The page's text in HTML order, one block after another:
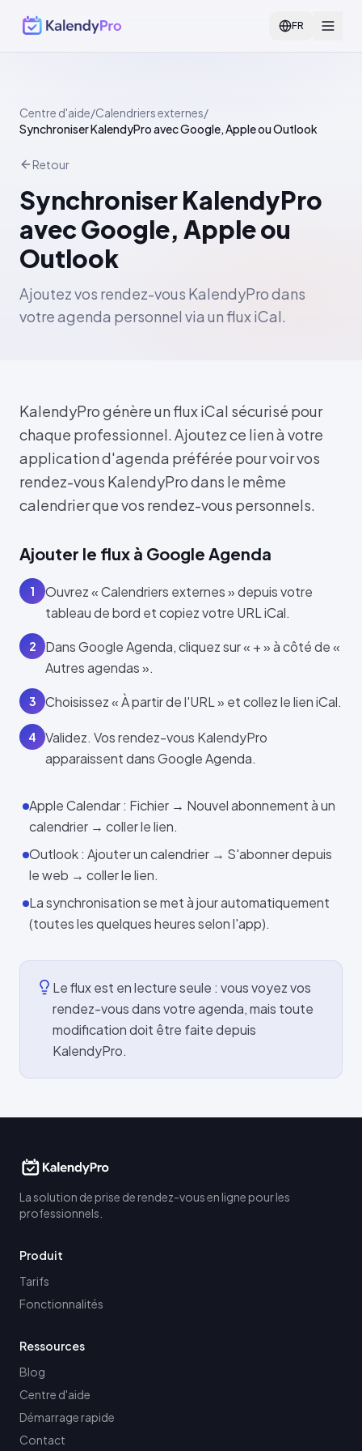
FR
Centre d'aide/Calendriers externes/
Synchroniser KalendyPro avec Google, Apple ou Outlook
Retour
Synchroniser KalendyPro
avec Google, Apple ou
Outlook
Ajoutez vos rendez-vous KalendyPro dans
votre agenda personnel via un flux iCal.
KalendyPro génère un flux iCal sécurisé pour
chaque professionnel. Ajoutez ce lien à votre
application d'agenda préférée pour voir vos
rendez-vous KalendyPro dans le même
calendrier que vos rendez-vous personnels.
Ajouter le flux à Google Agenda
1
Ouvrez « Calendriers externes » depuis votre
tableau de bord et copiez votre URL iCal.
2
Dans Google Agenda, cliquez sur « + » à côté de «
Autres agendas ».
3 Choisissez « À partir de l'URL » et collez le lien iCal.
4
Validez. Vos rendez-vous KalendyPro
apparaissent dans Google Agenda.
Apple Calendar : Fichier → Nouvel abonnement à un
calendrier → coller le lien.
Outlook : Ajouter un calendrier → S'abonner depuis
le web → coller le lien.
La synchronisation se met à jour automatiquement
(toutes les quelques heures selon l'app).
Le flux est en lecture seule : vous voyez vos
rendez-vous dans votre agenda, mais toute
modification doit être faite depuis
KalendyPro.
La solution de prise de rendez-vous en ligne pour les
professionnels.
Produit
Tarifs
Fonctionnalités
Ressources
Blog
Centre d'aide
Démarrage rapide
Contact